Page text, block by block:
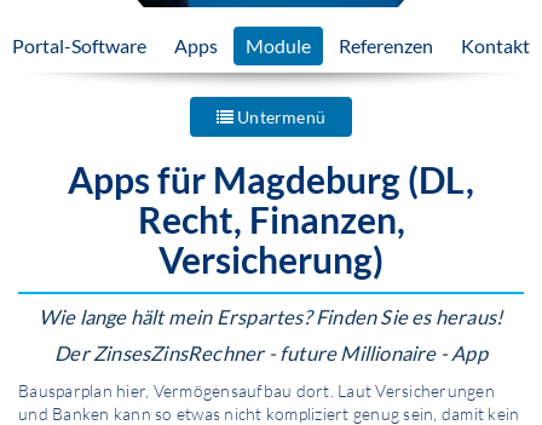
Portal-Software Apps Module Referenzen Kontakt
Untermenü
Apps für Magdeburg (DL,
Recht, Finanzen,
Versicherung)
Wie lange hält mein Erspartes? Finden Sie es heraus!
Der ZinsesZinsRechner - future Millionaire - App
Bausparplan hier, Vermögensaufbau dort. Laut Versicherungen
und Banken kann so etwas nicht kompliziert genug sein, damit kein